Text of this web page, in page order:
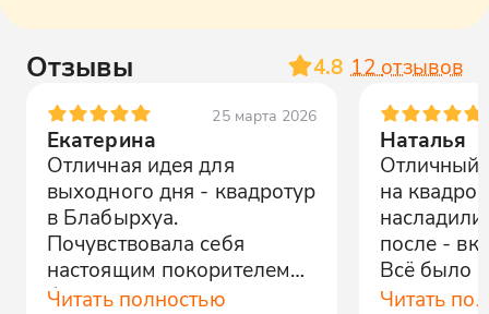
Отзывы 4.8 12 отзывов
25 марта 2026
Екатерина
Отличная идея для
выходного дня - квадротур
в Блабырхуа.
Почувствовала себя
настоящим покорителем
бездорожья, впечатления
Читать полностью
Наталья
Отличный
на
после -
Всё было
Читать